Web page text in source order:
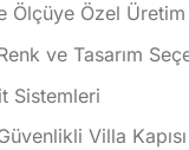
Ölçüye Özel Üretim
Renk ve Tasarım
Sistemleri
Villa Kapısı